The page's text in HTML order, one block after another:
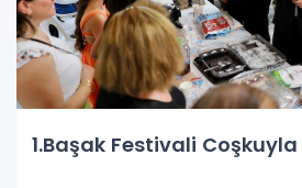
1.Başak Festivali